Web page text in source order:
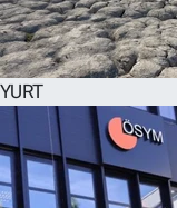
YURT